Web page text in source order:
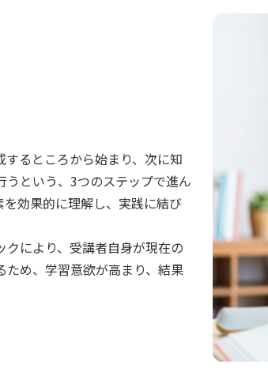
るところから始まり、次に知
という、3つのステップで進ん
効果的に理解し、実践に結び
により、受講者自身が現在の
め、学習意欲が高まり、結果